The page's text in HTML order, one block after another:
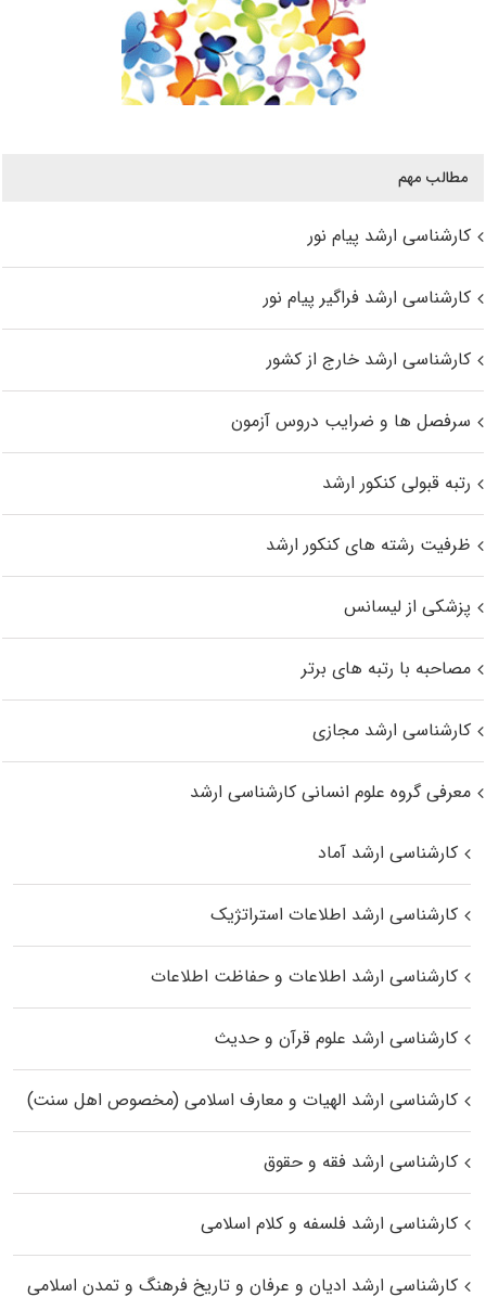
مطالب مهم
کارشناسی ارشد پیام نور
کارشناسی ارشد فراگیر پیام نور
کارشناسی ارشد خارج از کشور
سرفصل ها و ضرایب دروس آزمون
رتبه قبولی کنکور ارشد
ظرفیت رشته های کنکور ارشد
پزشکی از لیسانس
مصاحبه با رتبه های برتر
کارشناسی ارشد مجازی
معرفی گروه علوم انسانی کارشناسی ارشد
کارشناسی ارشد آماد
کارشناسی ارشد اطلاعات استراتژیک
کارشناسی ارشد اطلاعات و حفاظت اطلاعات
کارشناسی ارشد علوم قرآن و حدیث
کارشناسی ارشد الهیات و معارف اسلامی (مخصوص اهل سنت)
کارشناسی ارشد فقه و حقوق
کارشناسی ارشد فلسفه و کلام اسلامی
کارشناسی ارشد ادیان و عرفان و تاریخ فرهنگ و تمدن اسلامی